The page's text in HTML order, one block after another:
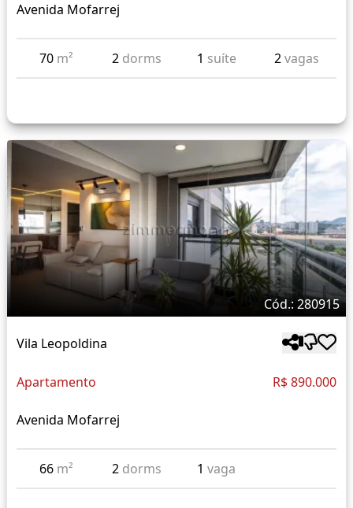
Avenida Mofarrej
70 m² 2 dorms 1 suíte 2vagas
Cód.: 280915
Vila Leopoldina
Apartamento R$ 890.000
Avenida Mofarrej
66 m² 2 dorms 1vaga